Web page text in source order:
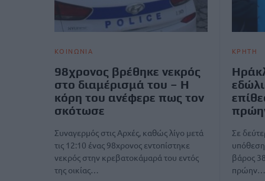
ΚΟΙΝΩΝΙΑ
98χρονος βρέθηκε νεκρός
στο διαμέρισμά του – Η
κόρη του ανέφερε πως τον
σκότωσε
Συναγερμός στις Αρχές, καθώς λίγο μετά
τις 12:10 ένας 98χρονος εντοπίστηκε
νεκρός στην κρεβατοκάμαρά του εντός
της οικίας…
ΚΡΗΤΗ
Σε
υπόθεση
βάρος
πρώην…